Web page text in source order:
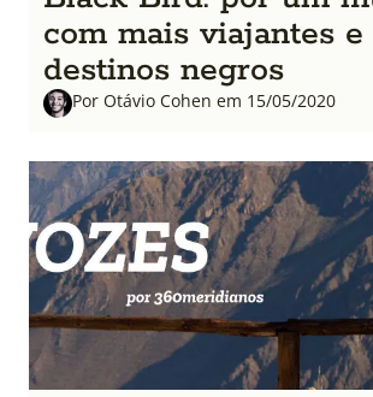
com mais viajantes e
destinos negros
Por Otávio Cohen em 15/05/2020